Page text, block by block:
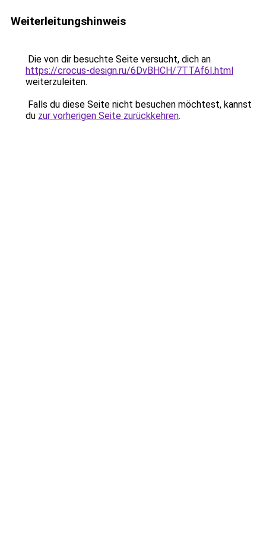
Weiterleitungshinweis
Die von dir besuchte Seite versucht, dich an
https://crocus-design.ru/6DvBHCH/7TTAf6I.html
weiterzuleiten.
Falls du diese Seite nicht besuchen möchtest, kannst
du zur vorherigen Seite zurückkehren.